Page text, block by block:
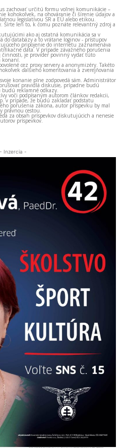
zachovať určitú formu voľnej komunikácie –
kohokoľvek, na ohováranie či šírenie údajov a
legislatívou SR a EÚ alebo etikou.
Šírte len to, k čomu poznáte relevantný zdroj a
ako aj ostatná komunikácia sa v
do databázy a to vrátane loginov - prístupov
pripojenie do internetu zaznamenáva
dáta. V prípade závažného porušenia
je provider povinný vydať túto
konaní.
cez proxy servery a anonymizéry. Takéto
ďalšieho komentovania a zverejňovania
konanie plne zodpovedá sám. Administrátor
pravidlá diskusie, prípadne budú
budú reklamné odkazy.
voči podpísaným autorom článkov redakcii,
v prípade, že budú zakladať podstatu
porušenia zákona, autor príspevku by mal
právnou cestou.
za obsah príspevkov diskutujúcich a nenesie
príspevkov.
- Inzercia -